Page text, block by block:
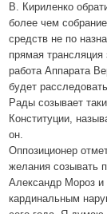
В. Кириленко
более чем
средств не по
прямая
работа Аппарата
будет
Рады созывает
Конституции,
он.
Оппозиционер
желания созывать
Александр Мороз и
кардинальным